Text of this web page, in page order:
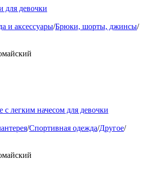
для девочки
и аксессуары/Брюки, шорты, джинсы/
легким начесом для девочки
/Спортивная одежда/Другое/